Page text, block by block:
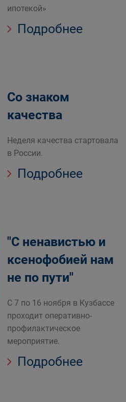
ипотекой»
Подробнее
Со знаком
качества
Неделя качества стартовала
в России.
Подробнее
"С ненавистью и
ксенофобией нам
не по пути"
С 7 по 16 ноября в Кузбассе
проходит оперативно-
профилактическое
мероприятие.
Подробнее